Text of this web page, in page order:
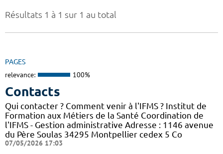
Résultats 1 à 1 sur 1 au total
PAGES
relevance: 100%
Contacts
Qui contacter ? Comment venir à l'IFMS ? Institut de
Formation aux Métiers de la Santé Coordination de
l'IFMS - Gestion administrative Adresse : 1146 avenue
du Père Soulas 34295 Montpellier cedex 5 Co
07/05/2026 17:03